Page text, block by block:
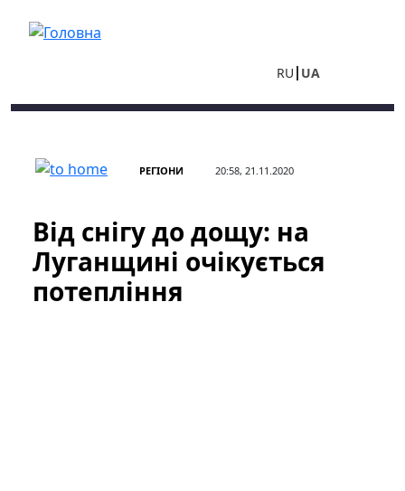
RU UA
РЕГІОНИ 20:58, 21.11.2020
Від снігу до дощу: на
Луганщині очікується
потепління